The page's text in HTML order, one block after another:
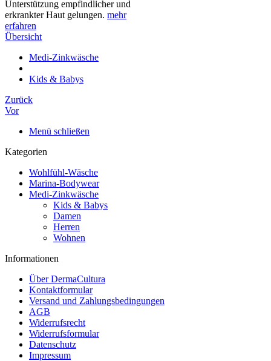
Unterstützung empfindlicher und
erkrankter Haut gelungen. mehr
erfahren
Übersicht
Medi-Zinkwäsche
Kids & Babys
Zurück
Vor
Menü schließen
Kategorien
Wohlfühl-Wäsche
Marina-Bodywear
Medi-Zinkwäsche
Kids & Babys
Damen
Herren
Wohnen
Informationen
Über DermaCultura
Kontaktformular
Versand und Zahlungsbedingungen
AGB
Widerrufsrecht
Widerrufsformular
Datenschutz
Impressum